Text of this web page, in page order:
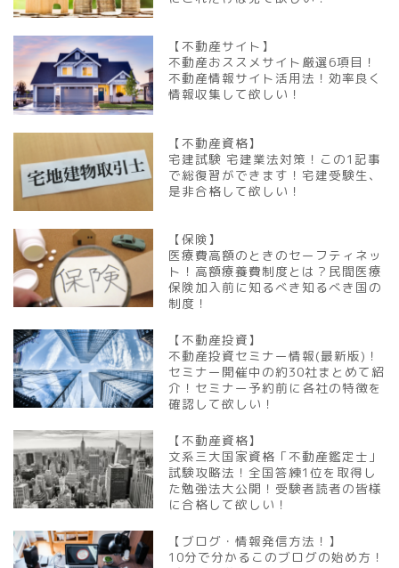
【不動産サイト】
不動産おススメサイト厳選6項目！
不動産情報サイト活用法！効率良く
情報収集して欲しい！
【不動産資格】
宅建試験 宅建業法対策！この1記事
で総復習ができます！宅建受験生、
是非合格して欲しい！
【保険】
医療費高額のときのセーフティネッ
ト！高額療養費制度とは？民間医療
保険加入前に知るべき知るべき国の
制度！
【不動産投資】
不動産投資セミナー情報(最新版)！
セミナー開催中の約30社まとめて紹
介！セミナー予約前に各社の特徴を
確認して欲しい！
【不動産資格】
文系三大国家資格「不動産鑑定士」
試験攻略法！全国答練1位を取得し
た勉強法大公開！受験者読者の皆様
に合格して欲しい！
【ブログ・情報発信方法！】
10分で分かるこのブログの始め方！